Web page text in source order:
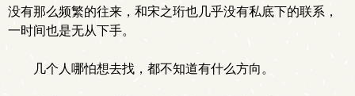
没有那么频繁的往来，和宋之珩也几乎没有私底下的联系，
一时间也是无从下手。
几个人哪怕想去找，都不知道有什么方向。